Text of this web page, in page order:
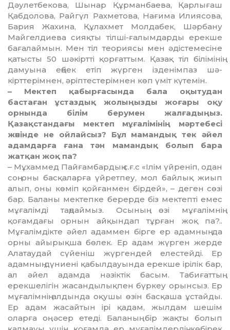
Дәу­летбекова, Шынар Құрманбаева, Қар­лығаш
Қабдолова, Райгүл Рах­метова, Нағима Илиясова,
Бария Жа­хина, Құлахмет Молдабек, Шәр­­­бану
Майгелдиева сияқты тілші-ғалымдарды ерекше
баға­лай­мын. Мен тіл теориясы мен әдісте­ме­сіне
қатысты 50 шәкіртті қорғат­тым. Қазақ тіл білімінің
дамуына ең­бек етіп жүрген ізденімпаз шә­
кірттерімнен, әріптестерімнен көп үміт күтемін.
– Мектеп қабырғасында бала оқы­тудан
бастаған ұстаздық ж­о­лыңыз­ды жоғары оқу
орнында білім берумен жалғадыңыз.
Қазақстандағы мектеп мұғалімінің мәртебесі
жөнінде не ойлайсыз? Бұл мамандық тек әйел
адамдарға ғана тән мамандық болып бара
жатқан жоқ па?
– Мұхаммед Пайғамбардың с.ғ.с «Ілім үйреніп, одан
соң оны бас­қаларға үйретпеу, мол байлық жиып
алып, оны көміп қойғанмен бірдей», – деген сөзі
бар. Баланы мек­тепке берерде біз мектепті емес
мұғалімді таңдаймыз. Осының өзі мұғалімнің
қоғамдағы орнын ай­қындап тұрған жоқ па?..
Мұғалім­дік­те әйел адаммен бірге ер адам­ның да
орны айырықша бөлек. Ер адам жүрген жерде
Алатаудай сүйе­ніш жүргендей елестейді. Ер
адам­ның дүниені қабылдауында ерекше ірілік бар,
ал әйел адамда нәзіктік ба­сым. Табиғаттың
ерекшелігін жа­сандылықпен бүркеу орынсыз. Ер
мұғалімнің алдында оқушы өзін бас­қаша ұстайды.
Ер адам жасайтын ірі қадам, жылдам шешім
оларға оң әсер етеді. Баланың бір жақты бо­лып